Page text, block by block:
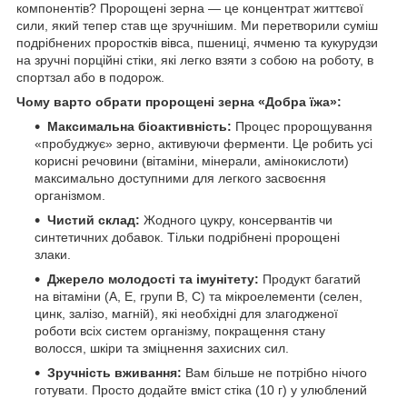
компонентів? Пророщені зерна — це концентрат життєвої
сили, який тепер став ще зручнішим. Ми перетворили суміш
подрібнених проростків вівса, пшениці, ячменю та кукурудзи
на зручні порційні стіки, які легко взяти з собою на роботу, в
спортзал або в подорож.
Чому варто обрати пророщені зерна «Добра їжа»:
Максимальна біоактивність: Процес пророщування
«пробуджує» зерно, активуючи ферменти. Це робить усі
корисні речовини (вітаміни, мінерали, амінокислоти)
максимально доступними для легкого засвоєння
організмом.
Чистий склад: Жодного цукру, консервантів чи
синтетичних добавок. Тільки подрібнені пророщені
злаки.
Джерело молодості та імунітету: Продукт багатий
на вітаміни (A, E, групи B, C) та мікроелементи (селен,
цинк, залізо, магній), які необхідні для злагодженої
роботи всіх систем організму, покращення стану
волосся, шкіри та зміцнення захисних сил.
Зручність вживання: Вам більше не потрібно нічого
готувати. Просто додайте вміст стіка (10 г) у улюблений